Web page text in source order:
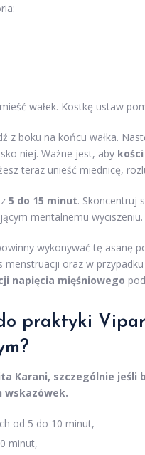
wałek. Kostkę ustaw
z boku na końcu wałka.
niej. Ważne jest, aby
teraz unieść miednicę,
5 do 15 minut. Skoncentruj
mentalnemu wyciszeniu.
wykonywać tę asanę
oraz w
napięcia mięśniowego
praktyki
Karani, szczególnie jeśli
od 5 do 10 minut,
minut,